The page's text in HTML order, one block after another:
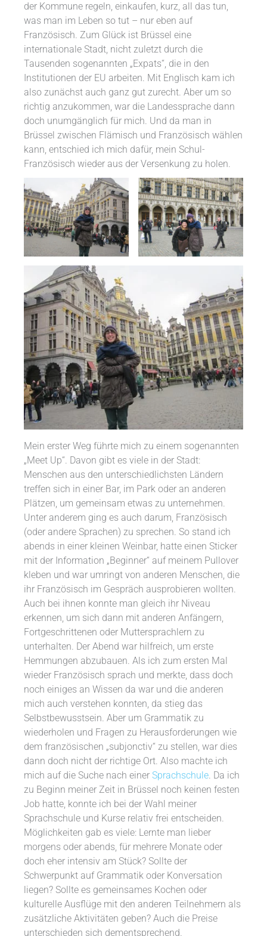
der Kommune regeln, einkaufen, kurz, all das tun,
was man im Leben so tut – nur eben auf
Französisch. Zum Glück ist Brüssel eine
internationale Stadt, nicht zuletzt durch die
Tausenden sogenannten „Expats“, die in den
Institutionen der EU arbeiten. Mit Englisch kam ich
also zunächst auch ganz gut zurecht. Aber um so
richtig anzukommen, war die Landessprache dann
doch unumgänglich für mich. Und da man in
Brüssel zwischen Flämisch und Französisch wählen
kann, entschied ich mich dafür, mein Schul-
Französisch wieder aus der Versenkung zu holen.
Mein erster Weg führte mich zu einem sogenannten
„Meet Up“. Davon gibt es viele in der Stadt:
Menschen aus den unterschiedlichsten Ländern
treffen sich in einer Bar, im Park oder an anderen
Plätzen, um gemeinsam etwas zu unternehmen.
Unter anderem ging es auch darum, Französisch
(oder andere Sprachen) zu sprechen. So stand ich
abends in einer kleinen Weinbar, hatte einen Sticker
mit der Information „Beginner“ auf meinem Pullover
kleben und war umringt von anderen Menschen, die
ihr Französisch im Gespräch ausprobieren wollten.
Auch bei ihnen konnte man gleich ihr Niveau
erkennen, um sich dann mit anderen Anfängern,
Fortgeschrittenen oder Muttersprachlern zu
unterhalten. Der Abend war hilfreich, um erste
Hemmungen abzubauen. Als ich zum ersten Mal
wieder Französisch sprach und merkte, dass doch
noch einiges an Wissen da war und die anderen
mich auch verstehen konnten, da stieg das
Selbstbewusstsein. Aber um Grammatik zu
wiederholen und Fragen zu Herausforderungen wie
dem französischen „subjonctiv“ zu stellen, war dies
dann doch nicht der richtige Ort. Also machte ich
mich auf die Suche nach einerSprachschule. Da ich
zu Beginn meiner Zeit in Brüssel noch keinen festen
Job hatte, konnte ich bei der Wahl meiner
Sprachschule und Kurse relativ frei entscheiden.
Möglichkeiten gab es viele: Lernte man lieber
morgens oder abends, für mehrere Monate oder
doch eher intensiv am Stück? Sollte der
Schwerpunkt auf Grammatik oder Konversation
liegen? Sollte es gemeinsames Kochen oder
kulturelle Ausflüge mit den anderen Teilnehmern als
zusätzliche Aktivitäten geben? Auch die Preise
unterschieden sich dementsprechend.